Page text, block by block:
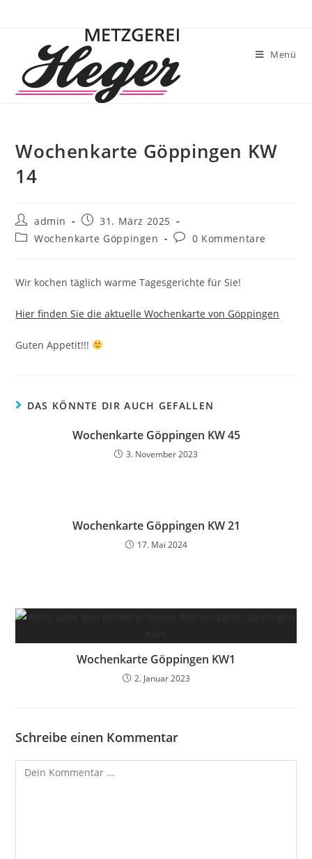
Menü
Wochenkarte Göppingen KW
14
admin
31. März 2025
Wochenkarte Göppingen
0 Kommentare
Wir kochen täglich warme Tagesgerichte für Sie!
Hier finden Sie die aktuelle Wochenkarte von Göppingen
Guten Appetit!!!
DAS KÖNNTE DIR AUCH GEFALLEN
Wochenkarte Göppingen KW 45
3. November 2023
Wochenkarte Göppingen KW 21
17. Mai 2024
Wochenkarte Göppingen KW1
2. Januar 2023
Schreibe einen Kommentar